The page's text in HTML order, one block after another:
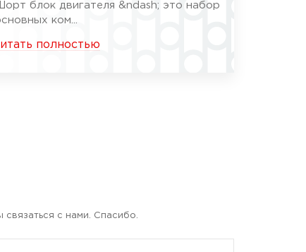
блок двигателя &ndash; это набор
ком...
полностью
с нами. Спасибо.